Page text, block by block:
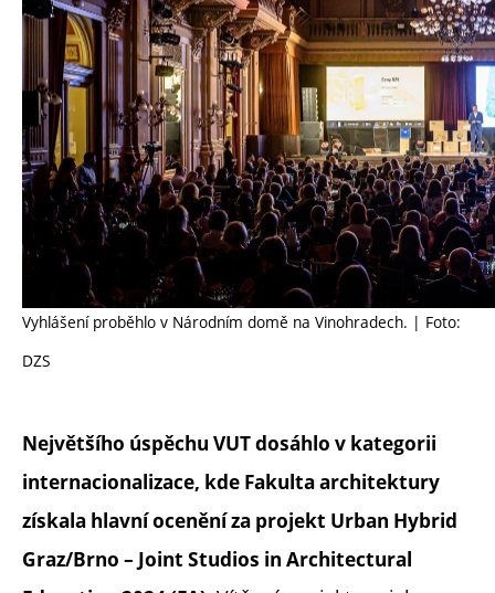
Vyhlášení proběhlo v Národním domě na Vinohradech. | Foto:
DZS
Největšího úspěchu VUT dosáhlo v kategorii
internacionalizace, kde Fakulta architektury
získala hlavní ocenění za projekt Urban Hybrid
Graz/Brno – Joint Studios in Architectural